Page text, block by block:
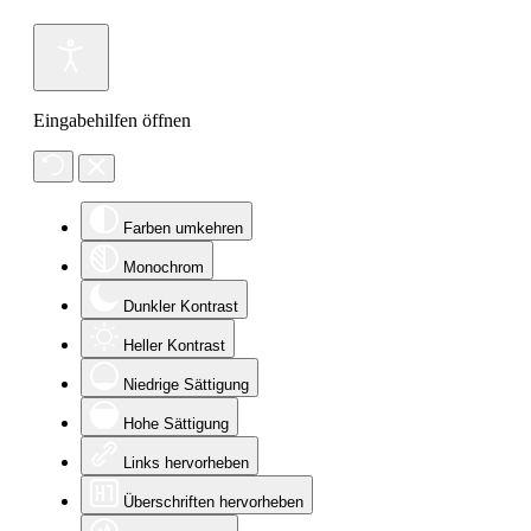
Eingabehilfen öffnen
Farben umkehren
Monochrom
Dunkler Kontrast
Heller Kontrast
Niedrige Sättigung
Hohe Sättigung
Links hervorheben
Überschriften hervorheben